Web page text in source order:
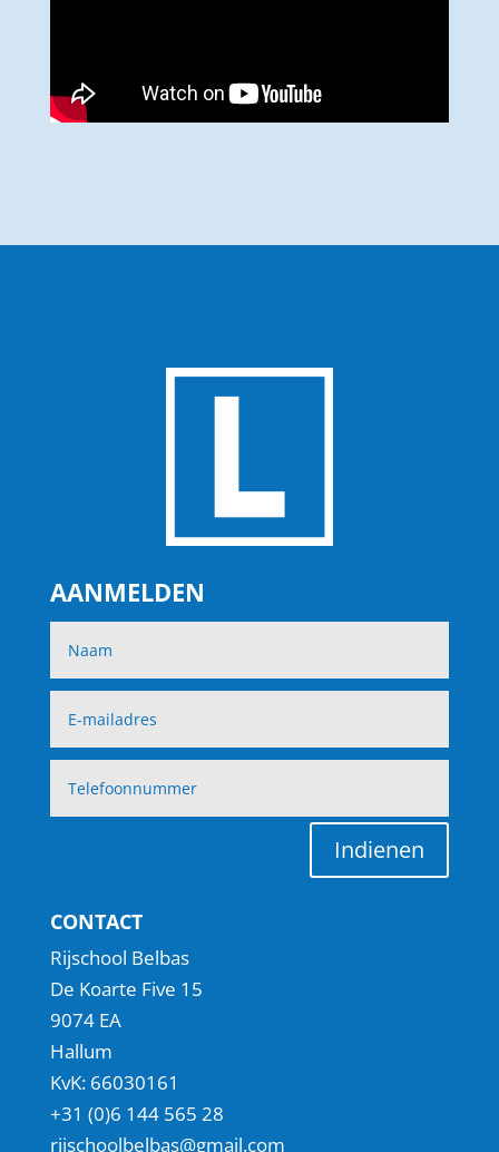
AANMELDEN
Indienen
CONTACT
Rijschool Belbas
De Koarte Five 15
9074 EA
Hallum
KvK: 66030161
+31 (0)6 144 565 28
rijschoolbelbas@gmail.com